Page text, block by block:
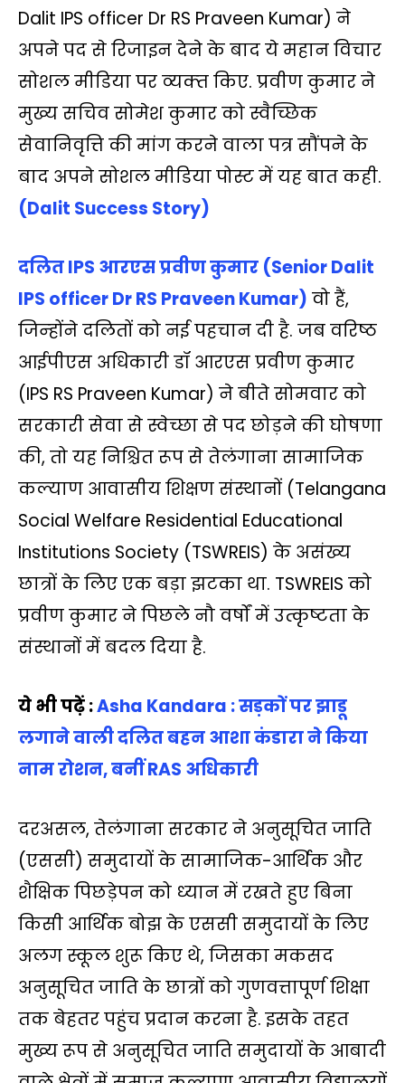
Dalit IPS officer Dr RS Praveen Kumar) ने
अपने पद से रिजाइन देने के बाद ये महान विचार
सोशल मीडिया पर व्‍यक्‍त किए. प्रवीण कुमार ने
मुख्य सचिव सोमेश कुमार को स्वैच्छिक
सेवानिवृत्ति की मांग करने वाला पत्र सौंपने के
बाद अपने सोशल मीडिया पोस्ट में यह बात कही.
(Dalit Success Story)
दलित IPS आरएस प्रवीण कुमार (Senior Dalit
IPS officer Dr RS Praveen Kumar) वो हैं,
जिन्‍होंने दलितों को नई पहचान दी है. जब वरिष्ठ
आईपीएस अधिकारी डॉ आरएस प्रवीण कुमार
(IPS RS Praveen Kumar) ने बीते सोमवार को
सरकारी सेवा से स्वेच्छा से पद छोड़ने की घोषणा
की, तो यह निश्चित रूप से तेलंगाना सामाजिक
कल्याण आवासीय शिक्षण संस्थानों (Telangana
Social Welfare Residential Educational
Institutions Society (TSWREIS) के असंख्य
छात्रों के लिए एक बड़ा झटका था. TSWREIS को
प्रवीण कुमार ने पिछले नौ वर्षों में उत्कृष्टता के
संस्थानों में बदल दिया है.
ये भी पढ़ें :Asha Kandara : सड़कों पर झाडू
लगाने वाली दलित बहन आशा कंडारा ने किया
नाम रोशन, बनीं RAS अधिकारी
दरअसल, तेलंगाना सरकार ने अनुसूचित जाति
(एससी) समुदायों के सामाजिक-आर्थिक और
शैक्षिक पिछड़ेपन को ध्‍यान में रखते हुए बिना
किसी आर्थिक बोझ के एससी समुदायों के लिए
अलग स्कूल शुरू किए थे, जिसका मकसद
अनुसूच‍ित जाति के छात्रों को गुणवत्तापूर्ण शिक्षा
तक बेहतर पहुंच प्रदान करना है. इसके तहत
मुख्य रूप से अनुसूचित जाति समुदायों के आबादी